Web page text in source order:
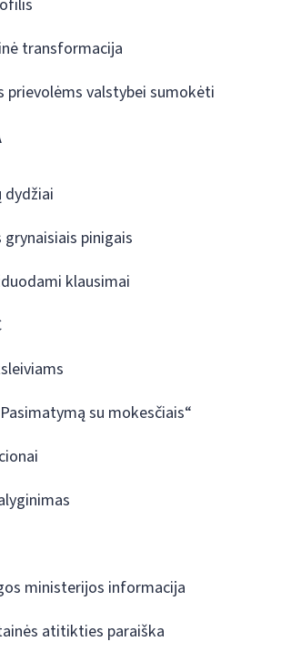
transformacija
prievolėms valstybei sumokėti
dydžiai
pinigais
klausimai
su mokesčiais“
ministerijos informacija
atitikties paraiška